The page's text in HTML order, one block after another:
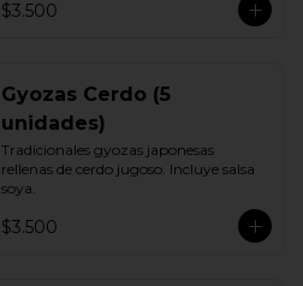
$3.500
Gyozas Cerdo (5
unidades)
Tradicionales gyozas japonesas
rellenas de cerdo jugoso. Incluye salsa
soya.
$3.500